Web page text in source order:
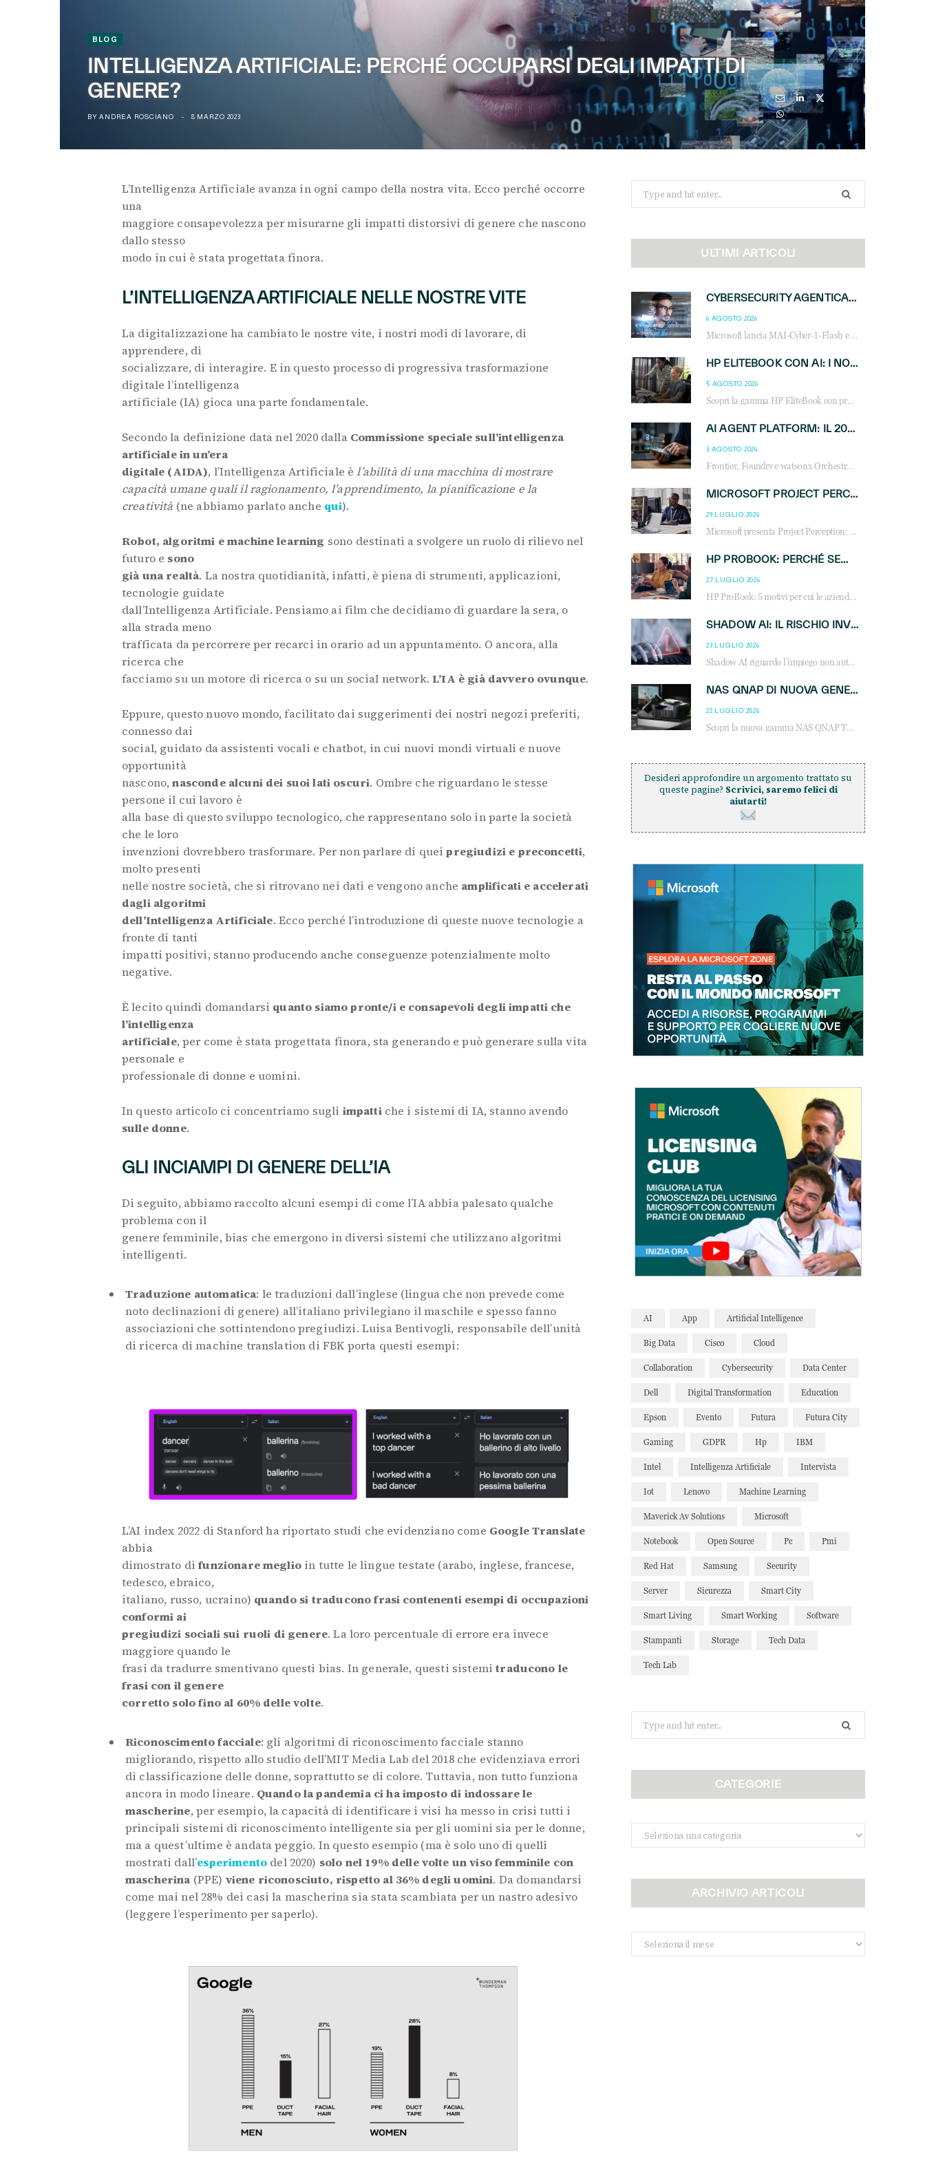
BLOG
INTELLIGENZA ARTIFICIALE: PERCHÉ OCCUPARSI DEGLI IMPATTI DI
GENERE?
BY ANDREA ROSCIANO 8 MARZO 2023
L’Intelligenza Artificiale avanza in ogni campo della nostra vita. Ecco perché occorre
una
maggiore consapevolezza per misurarne gli impatti distorsivi di genere che nascono
dallo stesso
modo in cui è stata progettata finora.
L’INTELLIGENZA ARTIFICIALE NELLE NOSTRE VITE
La digitalizzazione ha cambiato le nostre vite, i nostri modi di lavorare, di
apprendere, di
socializzare, di interagire. E in questo processo di progressiva trasformazione
digitale l’intelligenza
artificiale (IA) gioca una parte fondamentale.
Secondo la definizione data nel 2020 dalla Commissione speciale sull’intelligenza
artificiale in un’era
digitale (AIDA), l’Intelligenza Artificiale èl’abilità di una macchina di mostrare
capacità umane quali il ragionamento, l’apprendimento, la pianificazione e la
creatività (ne abbiamo parlato anche qui).
Robot, algoritmi e machine learning sono destinati a svolgere un ruolo di rilievo nel
futuro e sono
già una realtà. La nostra quotidianità, infatti, è piena di strumenti, applicazioni,
tecnologie guidate
dall’Intelligenza Artificiale. Pensiamo ai film che decidiamo di guardare la sera, o
alla strada meno
trafficata da percorrere per recarci in orario ad un appuntamento. O ancora, alla
ricerca che
facciamo su un motore di ricerca o su un social network.L’IA è già davvero ovunque.
Eppure, questo nuovo mondo, facilitato dai suggerimenti dei nostri negozi preferiti,
connesso dai
social, guidato da assistenti vocali e chatbot, in cui nuovi mondi virtuali e nuove
opportunità
nascono,nasconde alcuni dei suoi lati oscuri. Ombre che riguardano le stesse
persone il cui lavoro è
alla base di questo sviluppo tecnologico, che rappresentano solo in parte la società
che le loro
invenzioni dovrebbero trasformare. Per non parlare di queipregiudizi e preconcetti,
molto presenti
nelle nostre società, che si ritrovano nei dati e vengono anche amplificati e accelerati
dagli algoritmi
dell’Intelligenza Artificiale. Ecco perché l’introduzione di queste nuove tecnologie a
fronte di tanti
impatti positivi, stanno producendo anche conseguenze potenzialmente molto
negative.
È lecito quindi domandarsi quanto siamo pronte/i e consapevoli degli impatti che
l’intelligenza
artificiale, per come è stata progettata finora, sta generando e può generare sulla vita
personale e
professionale di donne e uomini.
In questo articolo ci concentriamo sugli impatti che i sistemi di IA, stanno avendo
sulle donne.
GLI INCIAMPI DI GENERE DELL’IA
Di seguito, abbiamo raccolto alcuni esempi di come l’IA abbia palesato qualche
problema con il
genere femminile, bias che emergono in diversi sistemi che utilizzano algoritmi
intelligenti.
Traduzione automatica: le traduzioni dall’inglese (lingua che non prevede come
noto declinazioni di genere) all’italiano privilegiano il maschile e spesso fanno
associazioni che sottintendono pregiudizi. Luisa Bentivogli, responsabile dell’unità
di ricerca di machine translation di FBK porta questi esempi:
L’AI index 2022 di Stanford ha riportato studi che evidenziano come Google Translate
abbia
dimostrato di funzionare meglioin tutte le lingue testate (arabo, inglese, francese,
tedesco, ebraico,
italiano, russo, ucraino) quando si traducono frasi contenenti esempi di occupazioni
conformi ai
pregiudizi sociali sui ruoli di genere. La loro percentuale di errore era invece
maggiore quando le
frasi da tradurre smentivano questi bias. In generale, questi sistemi traducono le
frasi con il genere
corretto solo fino al 60% delle volte.
Riconoscimento facciale: gli algoritmi di riconoscimento facciale stanno
migliorando, rispetto allo studio dell’MIT Media Lab del 2018 che evidenziava errori
di classificazione delle donne, soprattutto se di colore. Tuttavia, non tutto funziona
ancora in modo lineare. Quando la pandemia ci ha imposto di indossare le
mascherine, per esempio, la capacità di identificare i visi ha messo in crisi tutti i
principali sistemi di riconoscimento intelligente sia per gli uomini sia per le donne,
ma a quest’ultime è andata peggio. In questo esempio (ma è solo uno di quelli
mostrati dall’esperimento del 2020) solo nel 19% delle volte un viso femminile con
mascherina (PPE) viene riconosciuto, rispetto al 36% degli uomini. Da domandarsi
come mai nel 28% dei casi la mascherina sia stata scambiata per un nastro adesivo
(leggere l’esperimento per saperlo).
for:
ULTIMI ARTICOLI
CYBERSECURITY AGENTICA: CON PERCEPTION E MAI-CYBER-1-FLASH MICROSOFT APRE NUOVI SERVIZI PER IL CANALE
6 AGOSTO 2026
Microsoft lancia MAI-Cyber-1-Flash e Perception: cybersecurity agentica in preview dal 3 novembre. Cosa cambia per MSP, system integrator e reseller.
HP ELITEBOOK CON AI: I NOTEBOOK BUSINESS INTELLIGENTI CHE TRASFORMANO PRODUTTIVITÀ, SICUREZZA E LAVORO IBRIDO
5 AGOSTO 2026
Scopri la gamma HP EliteBook con processori Intel® Core™ Ultra e AMD Ryzen™ AI. Notebook business progettati per aumentare la produttività, migliorare la collaborazione e garantire sicurezza avanzata in ufficio e in mobilità.
AI AGENT PLATFORM: IL 2026 È L’ANNO DEL «SISTEMA OPERATIVO» PER GLI AGENTI AZIENDALI
3 AGOSTO 2026
Frontier, Foundry e watsonx Orchestrate: la guerra delle piattaforme AI agent ridisegna il mercato IT. Cosa cambia per reseller, MSP e system integrator.
MICROSOFT PROJECT PERCEPTION: COME GLI AGENTI AI CAMBIERANNO SOC, CYBERSECURITY E SERVIZI MSP
29 LUGLIO 2026
Microsoft presenta Project Perception: scopri come gli agenti AI possono trasformare cybersecurity, SOC e servizi gestiti degli MSP.
HP PROBOOK: PERCHÉ SEMPRE PIÙ AZIENDE SCELGONO NOTEBOOK PROGETTATI PER IL LAVORO MODERNO
27 LUGLIO 2026
HP ProBook: 5 motivi per cui le aziende scelgono i notebook business HP per migliorare produttività, sicurezza e gestione dell’AI.
SHADOW AI: IL RISCHIO INVISIBILE CHE LE AZIENDE POSSONO GOVERNARE
23 LUGLIO 2026
Shadow AI riguardo l’impiego non autorizzato di sistemi AI all’interno dell’azienda. E’ una pratica che si diffonde a partire dai dipendenti fino ai dirigenti e mette a repentaglio la cybersecurity, con costi più elevati per le organizzazioni. Due recenti report illustrano il fenomeno e forniscono dati in merito
NAS QNAP DI NUOVA GENERAZIONE: PIÙ PRESTAZIONI, SCALABILITÀ E PROTEZIONE DEI DATI PER LE INFRASTRUTTURE IT MODERNE
22 LUGLIO 2026
Scopri la nuova gamma NAS QNAP TS-h1465U-RP, TS-h1065eU e TS-h665U: storage aziendale con ZFS, DDR5, E1.S NVMe e connettività 2.5GbE per backup, virtualizzazione e cybersecurity.
Desideri approfondire un argomento trattato su
queste pagine? Scrivici, saremo felici di
aiutarti!
AI App Artificial Intelligence
Big Data Cisco Cloud
Collaboration Cybersecurity Data Center
Dell Digital Transformation Education
Epson Evento Futura Futura City
Gaming GDPR Hp IBM
Intel Intelligenza Artificiale Intervista
Iot Lenovo Machine Learning
Maverick Av Solutions Microsoft
Notebook Open Source Pc Pmi
Red Hat Samsung Security
Server Sicurezza Smart City
Smart Living Smart Working Software
Stampanti Storage Tech Data
Tech Lab
for:
CATEGORIE
Categorie
ARCHIVIO ARTICOLI
Archivio
Articoli